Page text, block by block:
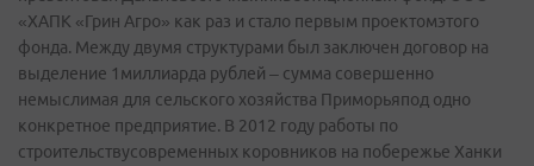
«ХАПК «Грин Агро» как раз и стало первым проектомэтого
фонда. Между двумя структурами был заключен договор на
выделение 1миллиарда рублей – сумма совершенно
немыслимая для сельского хозяйства Приморьяпод одно
конкретное предприятие. В 2012 году работы по
строительствусовременных коровников на побережье Ханки